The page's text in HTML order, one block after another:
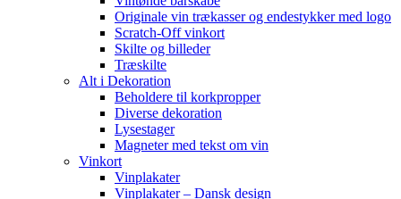
Originale vin trækasser og endestykker med logo
Scratch-Off vinkort
Skilte og billeder
Træskilte
Alt i Dekoration
Beholdere til korkpropper
Diverse dekoration
Lysestager
Magneter med tekst om vin
Vinkort
Vinplakater
Vinplakater – Dansk design